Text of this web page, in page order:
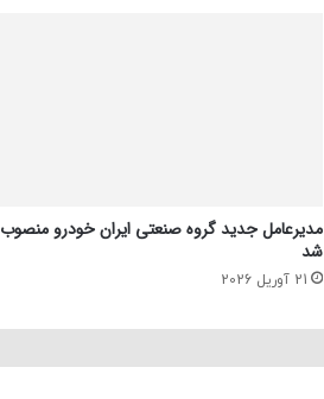
مدیرعامل جدید گروه صنعتی ایران خودرو منصوب
شد
21 آوریل 2026